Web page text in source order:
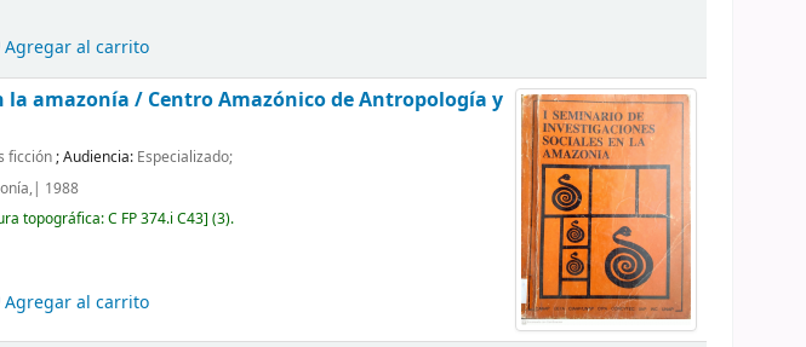
Agregar al carrito
la amazonía / Centro Amazónico de Antropología y
ficción; Audiencia: Especializado;
1988
topográfica:C FP 374.i C43 (3).
Agregar al carrito